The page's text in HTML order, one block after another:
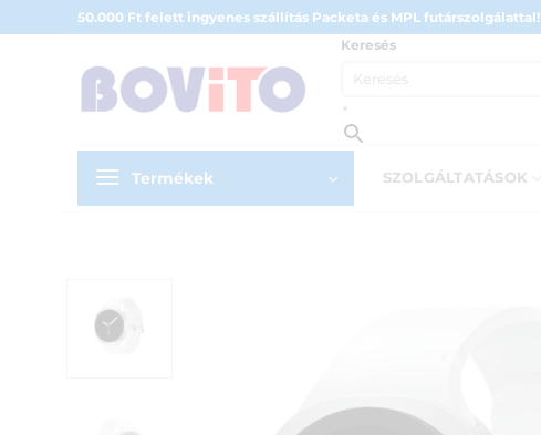
to
50.000 Ft felett ingyenes szállítás Packeta és MPL futárszolgálattal!
Keresés
×
Termékek SZOLGÁLTATÁSOK